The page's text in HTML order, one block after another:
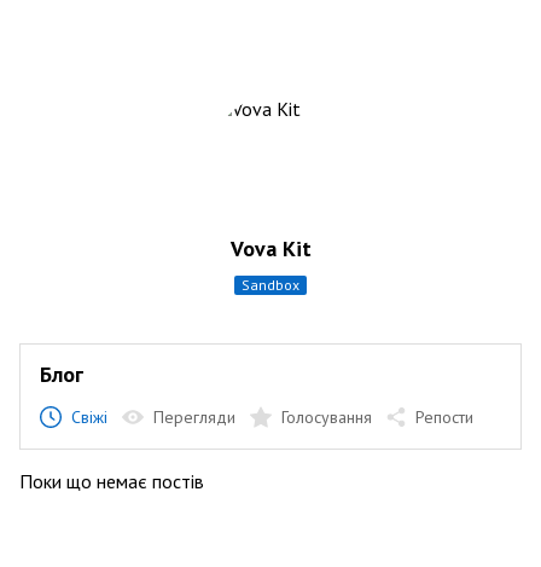
Vova Kit
sandbox
Блог
Свіжі Перегляди Голосування Репости
Поки що немає постів